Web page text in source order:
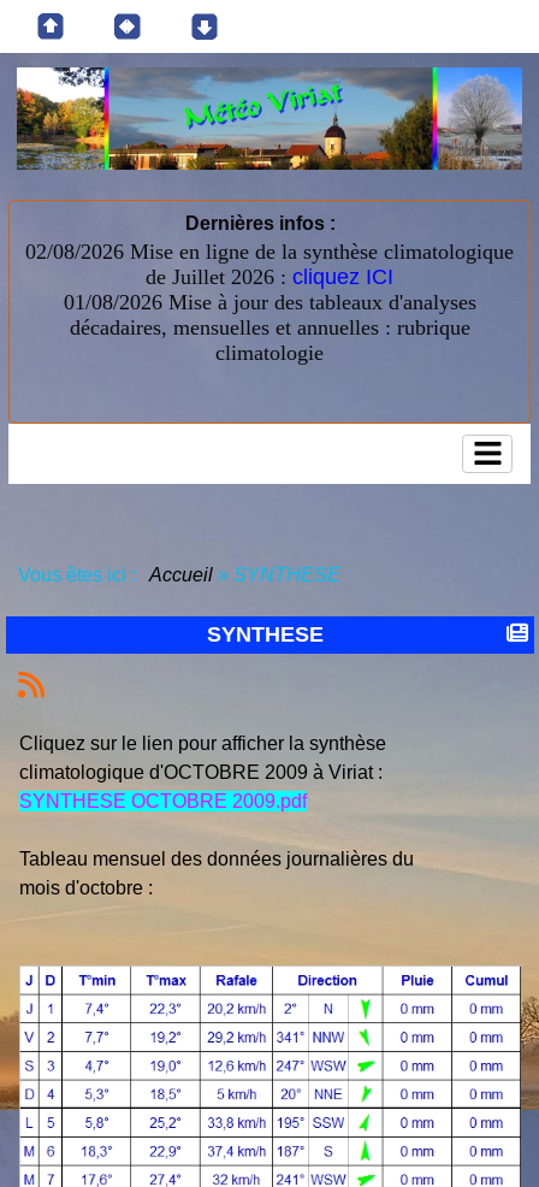
Dernières infos :
02/08/2026 Mise en ligne de la synthèse climatologique
de Juillet 2026 : cliquez ICI
01/08/2026 Mise à jour des tableaux d'analyses
décadaires, mensuelles et annuelles : rubrique
climatologie
Vous êtes ici : Accueil » SYNTHESE
SYNTHESE
Cliquez sur le lien pour afficher la synthèse
climatologique d'OCTOBRE 2009 à Viriat :
SYNTHESE OCTOBRE 2009.pdf
Tableau mensuel des données journalières du
mois d'octobre :